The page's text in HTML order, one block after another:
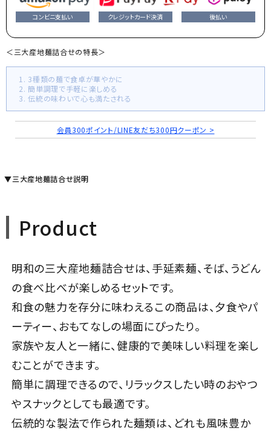
コンビニ支払い クレジットカード決済 後払い
＜三大産地麺詰合せの特長＞
1. 3種類の麺で食卓が華やかに
2. 簡単調理で手軽に楽しめる
3. 伝統の味わいで心も満たされる
会員300ポイント/LINE友だち300円クーポン >
▼三大産地麺詰合せ説明
Product
明和の三大産地麺詰合せは、手延素麺、そば、うどん
の食べ比べが楽しめるセットです。
和食の魅力を存分に味わえるこの商品は、夕食やパ
ーティー、おもてなしの場面にぴったり。
家族や友人と一緒に、健康的で美味しい料理を楽し
むことができます。
簡単に調理できるので、リラックスしたい時のおやつ
やスナックとしても最適です。
伝統的な製法で作られた麺類は、どれも風味豊か